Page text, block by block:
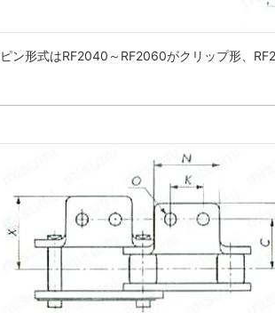
ン形式はRF2040～RF2060がクリップ形、